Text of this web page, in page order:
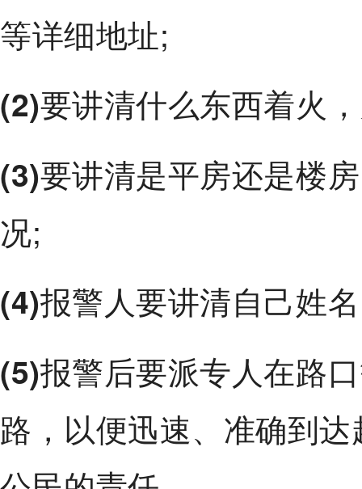
等详细地址;
(2)要讲清什么东西着火
(3)要讲清是平房还是楼
况;
(4)报警人要讲清自己姓
(5)报警后要派专人在路
路，以便迅速、准确到